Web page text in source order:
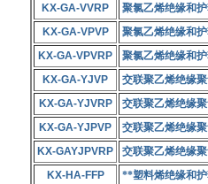
KX-GA-VVRP
聚氯乙烯绝缘和
KX-GA-VPVP
聚氯乙烯绝缘和
KX-GA-VPVRP
聚氯乙烯绝缘和
KX-GA-YJVP
交联聚乙烯绝缘
KX-GA-YJVRP
交联聚乙烯绝缘
KX-GA-YJPVP
交联聚乙烯绝缘
KX-GAYJPVRP
交联聚乙烯绝缘
KX-HA-FFP
**塑料烯绝缘和